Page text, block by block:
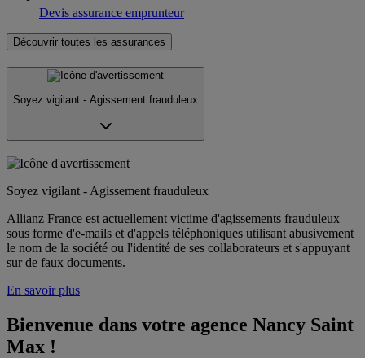
Devis assurance emprunteur
Découvrir toutes les assurances
Soyez vigilant - Agissement frauduleux
Soyez vigilant - Agissement frauduleux
Allianz France est actuellement victime d'agissements frauduleux
sous forme d'e-mails et d'appels téléphoniques utilisant abusivement
le nom de la société ou l'identité de ses collaborateurs et s'appuyant
sur de faux documents.
En savoir plus
Bienvenue dans votre agence Nancy Saint
Max !